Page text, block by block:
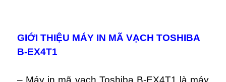
GIỚI THIỆU MÁY IN MÃ VẠCH TOSHIBA
B-EX4T1
– Máy in mã vạch Toshiba B-EX4T1 là máy